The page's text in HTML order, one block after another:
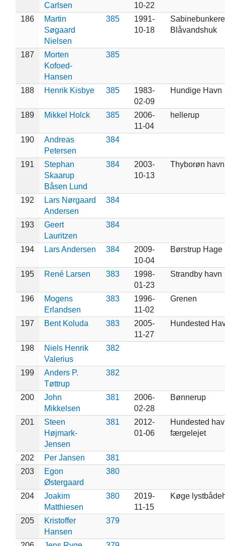
Carlsen
10-22
186
Martin
Søgaard
Nielsen
385
1991-
10-18
Blåvandshuk
187
Morten
Kofoed-
Hansen
385
188 Henrik Kisbye 385
1983-
02-09
Hundige Havn
189 Mikkel Holck 385
2006-
11-04
hellerup
190
Andreas
Petersen
384
191
Stephan
Skaarup
Båsen Lund
384
2003-
10-13
Thyborøn havn
192
Lars Nørgaard
Andersen
384
193
Geert
Lauritzen
384
194 Lars Andersen 384
2009-
10-04
Børstrup Hage
195 René Larsen 383
1998-
01-23
Strandby havn
196
Mogens
Erlandsen
383
1996-
11-02
Grenen
197 Bent Koluda 383
2005-
11-27
Hundested
198
Niels Henrik
Valerius
382
199
Anders P.
Tøttrup
382
200
John
Mikkelsen
381
2006-
02-28
Bønnerup
201
Steen
Højmark-
Jensen
381
2012-
01-06
Hundested
færgelejet
202 Per Jansen
381
203
Egon
Østergaard
380
204
Joakim
Matthiesen
380
2019-
11-15
Køge
205
Kristoffer
Hansen
379